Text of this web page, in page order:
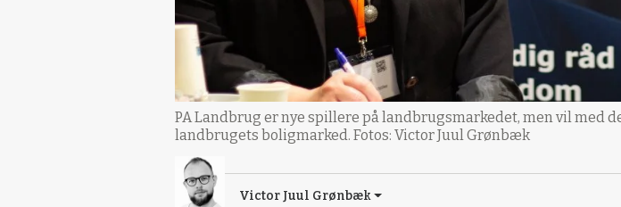
PA Landbrug er nye spillere på landbrugsmarkedet, men vil
landbrugets boligmarked. Fotos: Victor Juul Grønbæk
Victor Juul Grønbæk